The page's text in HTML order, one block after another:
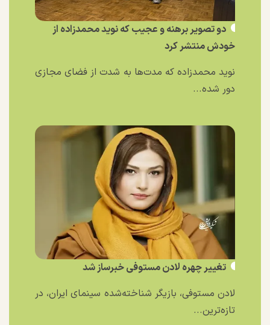
دو تصویر برهنه و عجیب که نوید محمدزاده از
خودش منتشر کرد
نوید محمدزاده که مدت‌ها به شدت از فضای مجازی
دور شده...
تغییر چهره لادن مستوفی خبرساز شد
لادن مستوفی، بازیگر شناخته‌شده سینمای ایران، در
تازه‌ترین...